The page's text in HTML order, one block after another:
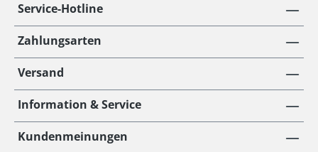
Service-Hotline
Zahlungsarten
Versand
Information & Service
Kundenmeinungen